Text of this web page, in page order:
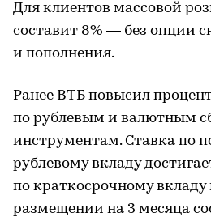
Для клиентов массовой
составит 8% — без опции
и пополнения.
Ранее ВТБ повысил
по рублевым и валютным
инструментам. Ставка по
рублевому вкладу
по краткосрочному вкладу
размещении на 3 месяца